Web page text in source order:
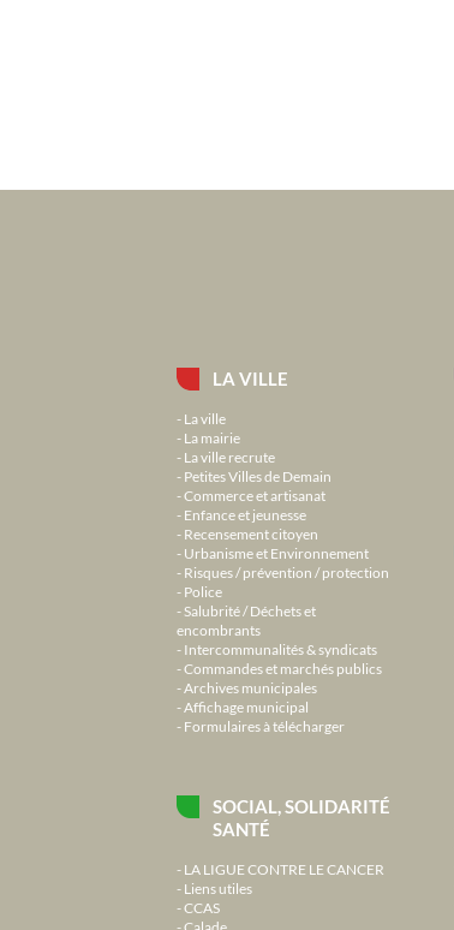
LA VILLE
La ville
La mairie
La ville recrute
Petites Villes de Demain
Commerce et artisanat
Enfance et jeunesse
Recensement citoyen
Urbanisme et Environnement
Risques / prévention / protection
Police
Salubrité / Déchets et
encombrants
Intercommunalités & syndicats
Commandes et marchés publics
Archives municipales
Affichage municipal
Formulaires à télécharger
SOCIAL, SOLIDARITÉ
SANTÉ
LA LIGUE CONTRE LE CANCER
Liens utiles
CCAS
Calade